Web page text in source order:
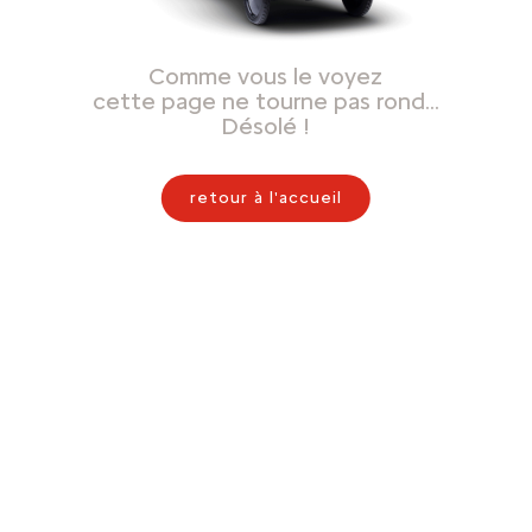
Comme vous le voyez
cette page ne tourne pas rond…
Désolé !
retour à l'accueil